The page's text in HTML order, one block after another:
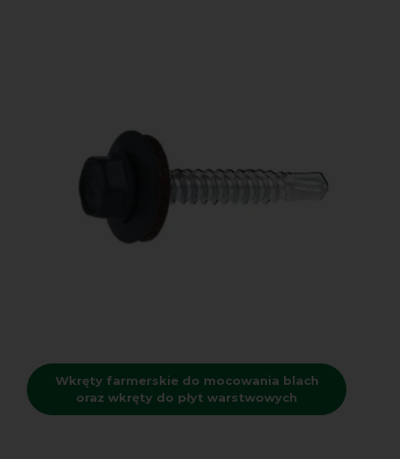
Wkręty farmerskie do mocowania blach
oraz wkręty do płyt warstwowych